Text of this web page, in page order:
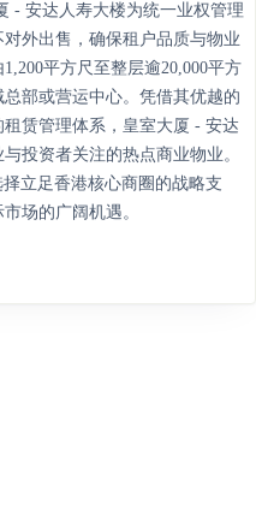
- 安达人寿大楼为统一业权管理
外出售，确保租户品质与物业
平方尺至整层逾20,000平方
部或营运中心。凭借其优越的
赁管理体系，皇室大厦 - 安达
投资者关注的热点商业物业。
立足香港核心商圈的战略支
场的广阔机遇。